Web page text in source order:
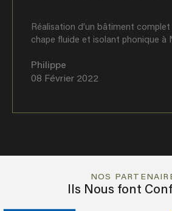
Réalisation d’un bâtiment
chape fluide et isolant phonique à
Philippe
08 Février 2022
NOS
Ils Nous font